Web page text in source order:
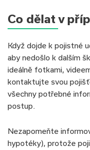
Co dělat v
Když dojde k pojistné
aby nedošlo k dalším
ideálně fotkami,
kontaktujte svou
všechny potřebné
postup.
Nezapomeňte
hypotéky), protože